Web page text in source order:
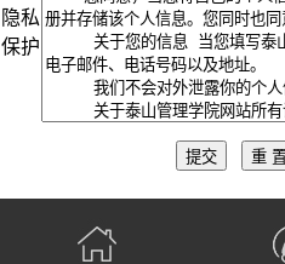
隐私
保护
提交